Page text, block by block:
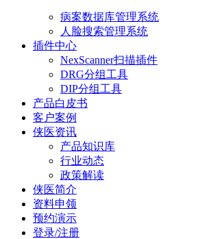
病案数据库管理系统
人脸搜索管理系统
插件中心
NexScanner扫描插件
DRG分组工具
DIP分组工具
产品白皮书
客户案例
侠医资讯
产品知识库
行业动态
政策解读
侠医简介
资料申领
预约演示
登录/注册